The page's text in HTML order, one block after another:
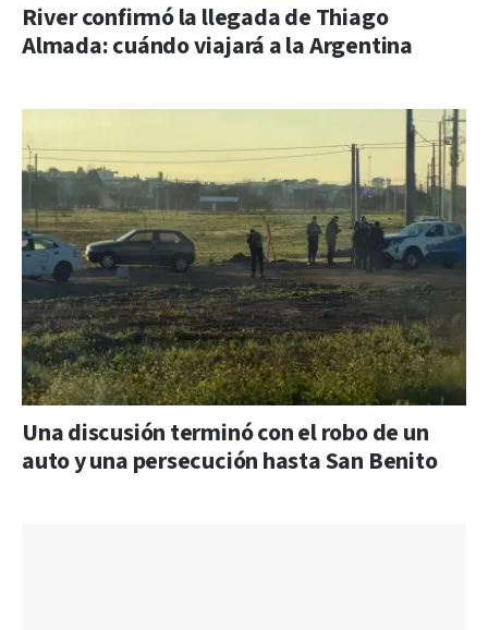
River confirmó la llegada de Thiago
Almada: cuándo viajará a la Argentina
Una discusión terminó con el robo de un
auto y una persecución hasta San Benito